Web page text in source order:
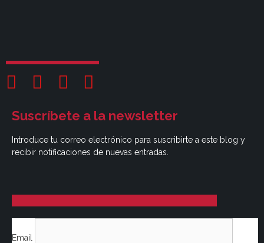
Suscríbete a la newsletter
Introduce tu correo electrónico para suscribirte a este blog y
recibir notificaciones de nuevas entradas.
Email